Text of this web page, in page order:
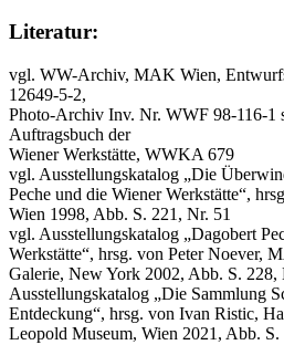
Literatur:
vgl. WW-Archiv, MAK Wien,
12649-5-2,
Photo-Archiv Inv. Nr. WWF 98-116-1
Auftragsbuch der
Wiener Werkstätte, WWKA 679
vgl. Ausstellungskatalog „Die
Peche und die Wiener Werkstätte“,
Wien 1998, Abb. S. 221, Nr. 51
vgl. Ausstellungskatalog „Dagobert
Werkstätte“, hrsg. von Peter Noever,
Galerie, New York 2002, Abb. S. 228,
Ausstellungskatalog „Die Sammlung
Entdeckung“, hrsg. von Ivan Ristic,
Leopold Museum, Wien 2021, Abb. S.